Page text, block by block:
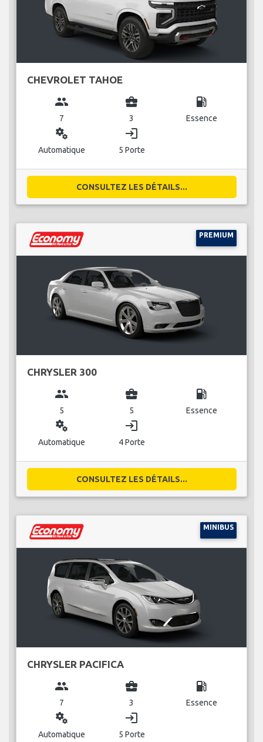
CHEVROLET TAHOE
group
7
business_center
3
local_gas_station
Essence
miscellaneous_services
Automatique
login
5 Porte
CONSULTEZ LES DÉTAILS...
PREMIUM
CHRYSLER 300
group
5
business_center
5
local_gas_station
Essence
miscellaneous_services
Automatique
login
4 Porte
CONSULTEZ LES DÉTAILS...
MINIBUS
CHRYSLER PACIFICA
group
7
business_center
3
local_gas_station
Essence
miscellaneous_services
Automatique
login
5 Porte